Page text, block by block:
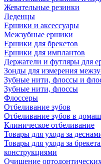
Жевательные резинки
Леденцы
Ершики и аксессуары
Межзубные ершики
Ершики для брекетов
Ершики для имплантов
Держатели и футляры для
Зонды для измерения
Зубные нити, флоссы и
Зубные нити, флоссы
Флоссеры
Отбеливание зубов
Отбеливание зубов в
Клиническое отбеливание
Товары для ухода за
Товары для ухода за
конструкциями
Очищение